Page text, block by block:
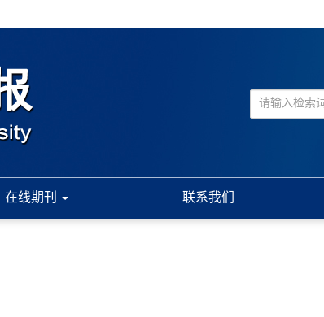
在线期刊 联系我们